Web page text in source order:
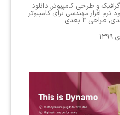
گرافیک و طراحی کامپیوتر, دانلود
نرم افزار مهندسی برای کامپیوتر
,طراحی ۳ بعدی